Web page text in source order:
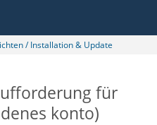
/ Installation & Update
für
konto)